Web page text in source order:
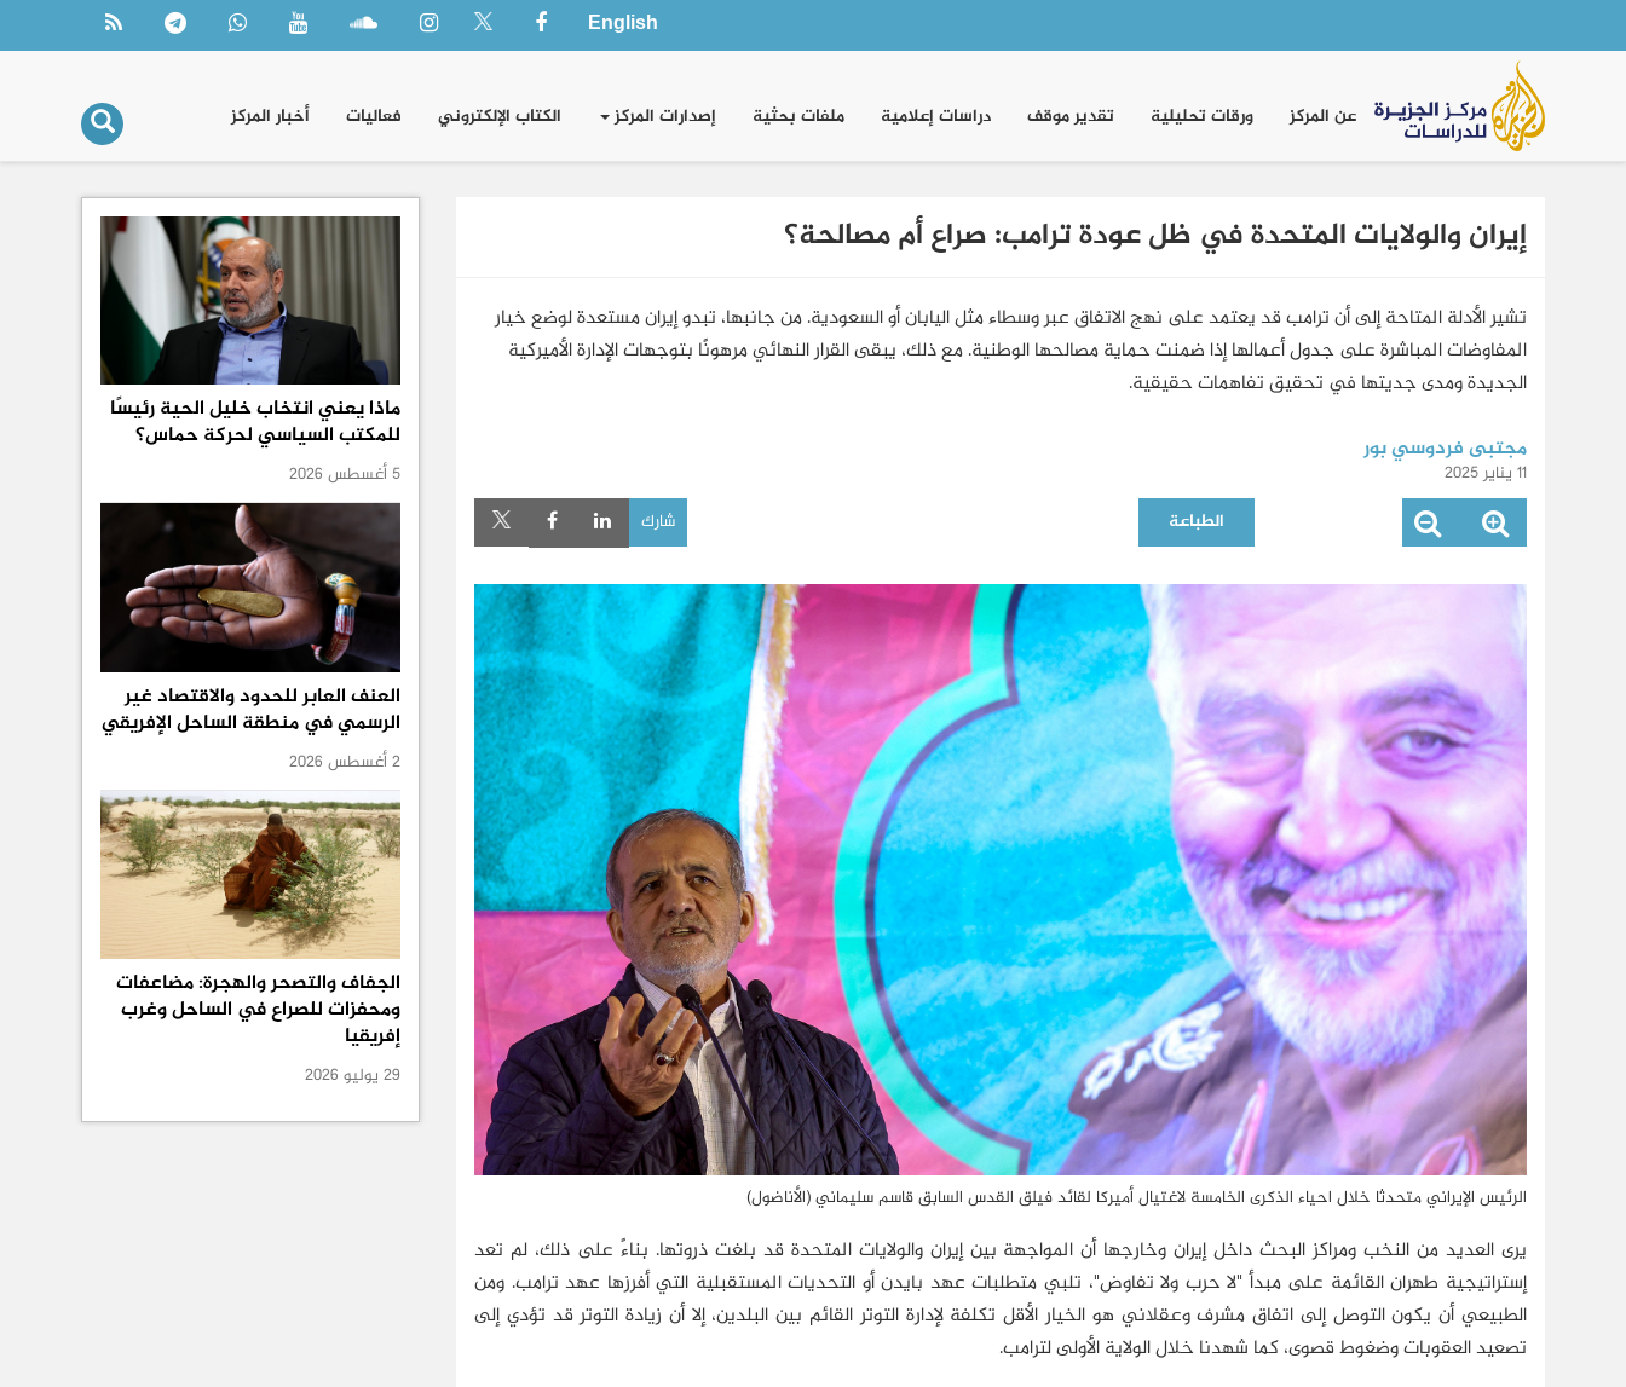
English
Main
navigation عن المركز ورقات تحليلية تقدير موقف دراسات إعلامية ملفات بحثية إصدارات المركز الكتاب الإلكتروني فعاليات أخبار المركز
إيران والولايات المتحدة في ظل عودة ترامب: صراع أم مصالحة؟
تشير الأدلة المتاحة إلى أن ترامب قد يعتمد على نهج الاتفاق عبر وسطاء مثل اليابان أو السعودية. من جانبها، تبدو إيران مستعدة لوضع خيار
المفاوضات المباشرة على جدول أعمالها إذا ضمنت حماية مصالحها الوطنية. مع ذلك، يبقى القرار النهائي مرهونًا بتوجهات الإدارة الأميركية
الجديدة ومدى جديتها في تحقيق تفاهمات حقيقية.
مجتبى فردوسي بور
11 يناير 2025
الطباعة شارك
الرئيس الإيراني متحدثا خلال احياء الذكرى الخامسة لاغتيال أميركا لقائد فيلق القدس السابق قاسم سليماني (الأناضول)
يرى العديد من النخب ومراكز البحث داخل إيران وخارجها أن المواجهة بين إيران والولايات المتحدة قد بلغت ذروتها. بناءً على ذلك، لم تعد
إستراتيجية طهران القائمة على مبدأ "لا حرب ولا تفاوض"، تلبي متطلبات عهد بايدن أو التحديات المستقبلية التي أفرزها عهد ترامب. ومن
الطبيعي أن يكون التوصل إلى اتفاق مشرف وعقلاني هو الخيار الأقل تكلفة لإدارة التوتر القائم بين البلدين، إلا أن زيادة التوتر قد تؤدي إلى
تصعيد العقوبات وضغوط قصوى، كما شهدنا خلال الولاية الأولى لترامب.
ماذا يعني انتخاب خليل الحية رئيسًا
للمكتب السياسي لحركة حماس؟
5 أغسطس 2026
العنف العابر للحدود والاقتصاد غير
الرسمي في منطقة الساحل الإفريقي
2 أغسطس 2026
الجفاف والتصحر والهجرة: مضاعفات
ومحفزات للصراع في الساحل وغرب
إفريقيا
29 يوليو 2026